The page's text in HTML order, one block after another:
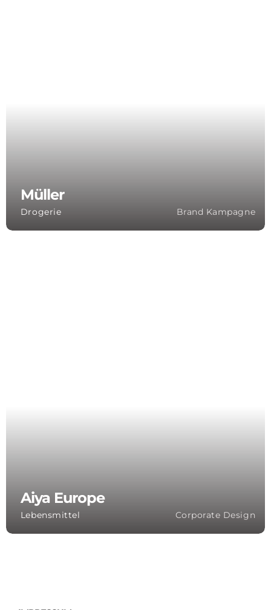
Müller
Drogerie Brand Kampagne
Aiya Europe
Lebensmittel Corporate Design